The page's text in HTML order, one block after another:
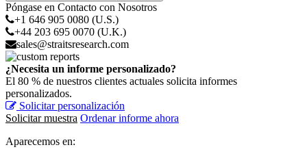
Póngase en Contacto con Nosotros
+1 646 905 0080 (U.S.)
+44 203 695 0070 (U.K.)
sales@straitsresearch.com
¿Necesita un informe personalizado?
El 80 % de nuestros clientes actuales solicita informes
personalizados.
Solicitar personalización
Solicitar muestra Ordenar informe ahora
Aparecemos en: